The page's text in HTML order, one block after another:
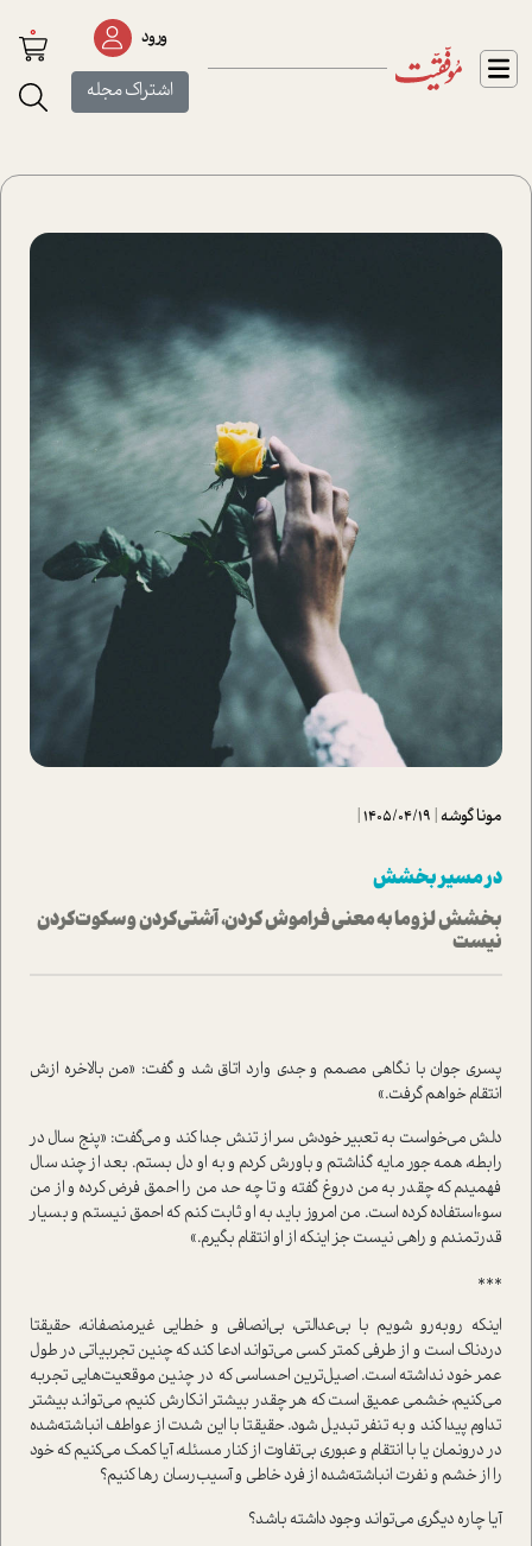
ورود
اشتراک مجله
0
مونا گوشه|
1405/04/19
|
در مسیر بخشش
بخشش لزوما به معنی فراموش کردن، آشتی‌کردن و سکوت‌کردن
نیست
پسری جوان با نگاهی مصمم و جدی وارد اتاق شد و گفت: «من بالاخره ازش
انتقام خواهم گرفت.»
دلش می‌خواست به تعبیر خودش سر از تنش جدا کند و می‌گفت: «پنج سال در
رابطه، همه جور مایه گذاشتم و باورش کردم و به او دل بستم. بعد از چند سال
فهمیدم که چقدر به من دروغ گفته و تا چه حد من را احمق فرض کرده و از من
سوءاستفاده کرده است. من امروز باید به او ثابت کنم که احمق نیستم و بسیار
قدرتمندم و راهی نیست جز اینکه از او انتقام بگیرم.»
***
اینکه روبه‌رو شویم با بی‌عدالتی، بی‌انصافی و خطایی غیرمنصفانه، حقیقتا
دردناک است و از طرفی کمتر کسی می‌تواند ادعا کند که چنین تجربیاتی در طول
عمر خود نداشته است. اصیل‌ترین احساسی که در چنین موقعیت‌هایی تجربه
می‌کنیم، خشمی عمیق است که هر چقدر بیشتر انکارش کنیم، می‌تواند بیشتر
تداوم پیدا کند و به تنفر تبدیل شود. حقیقتا با این شدت از عواطف انباشته‌شده
در درونمان یا با انتقام و عبوری بی‌تفاوت از کنار مسئله، آیا کمک می‌کنیم که خود
را از خشم و نفرت انباشته‌شده از فرد خاطی و آسیب‌رسان رها کنیم؟
آیا چاره دیگری می‌تواند وجود داشته باشد؟